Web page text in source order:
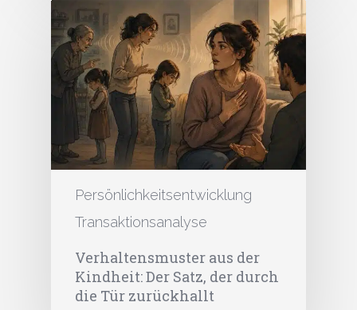
Persönlichkeitsentwicklung
Transaktionsanalyse
Verhaltensmuster aus der
Kindheit: Der Satz, der durch
die Tür zurückhallt